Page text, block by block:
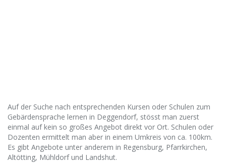
Auf der Suche nach entsprechenden Kursen oder Schulen zum
Gebärdensprache lernen in Deggendorf, stösst man zuerst
einmal auf kein so großes Angebot direkt vor Ort. Schulen oder
Dozenten ermittelt man aber in einem Umkreis von ca. 100km.
Es gibt Angebote unter anderem in Regensburg, Pfarrkirchen,
Altötting, Mühldorf und Landshut.